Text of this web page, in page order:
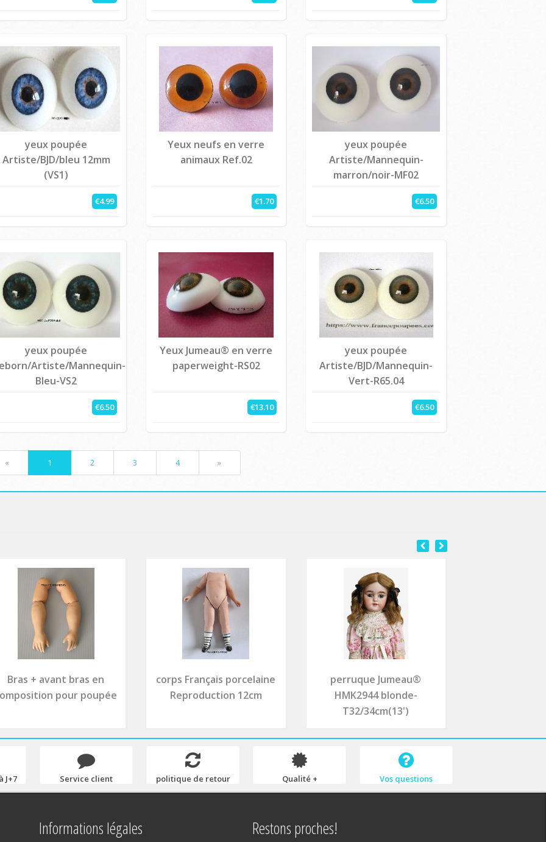
yeux poupée
Artiste/BJD/bleu 12mm
(VS1)
€4.99
Yeux neufs en verre
animaux Ref.02
€1.70
yeux poupée
Artiste/Mannequin-
marron/noir-MF02
€6.50
yeux poupée
Artiste/Mannequin-
Bleu-VS2
€6.50
Yeux Jumeau® en verre
paperweight-RS02
€13.10
yeux poupée
Artiste/BJD/Mannequin-
Vert-R65.04
€6.50
« 1 2 3 4 »
Bras + avant bras en
pour poupée
corps Français porcelaine
Reproduction 12cm
perruque Jumeau®
HMK2944 blonde-
T32/34cm(13')
J+7 Service client politique de retour Qualité + Vos questions
Informations légales Restons proches!